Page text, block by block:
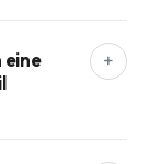
eine
+